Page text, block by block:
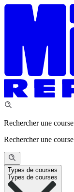
Rechercher une course
Rechercher une course
Types de courses
Types de courses